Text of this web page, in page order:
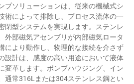
プソリューションは、従来の機械式シ
術によって排除し、プロセス流体の一
閉型システムを実現します。ステンレ
外部磁気アセンブリが内部磁気ロータ
により動作し、物理的な接続を介さず
設計は、感度の高い用途において液体
変革します。ポンプハウジング、イン
通常316Lまたは304ステンレス鋼とい